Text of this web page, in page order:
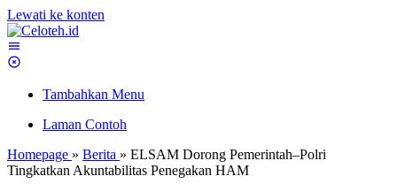
Lewati ke konten
Tambahkan Menu
Laman Contoh
Homepage » Berita » ELSAM Dorong Pemerintah–Polri
Tingkatkan Akuntabilitas Penegakan HAM